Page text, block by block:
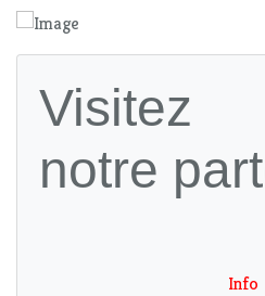
Visitez
notre
Info